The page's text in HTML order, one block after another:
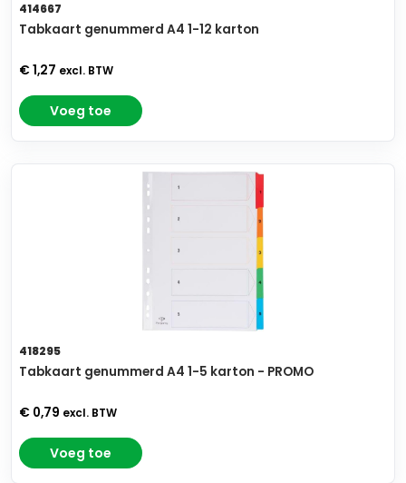
414667
Tabkaart genummerd A4 1-12 karton
€ 1,27 excl. BTW
Voeg toe
418295
Tabkaart genummerd A4 1-5 karton - PROMO
€ 0,79 excl. BTW
Voeg toe